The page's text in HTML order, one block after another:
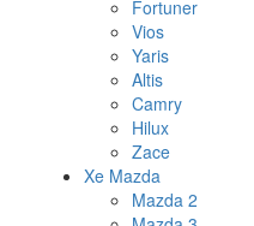
Fortuner
Vios
Yaris
Altis
Camry
Hilux
Zace
Xe Mazda
Mazda 2